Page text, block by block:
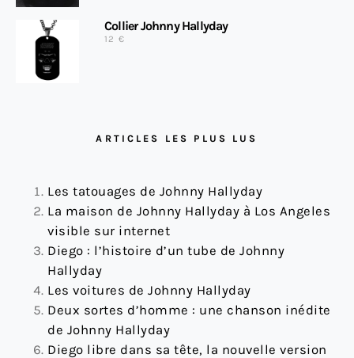
Collier Johnny Hallyday
12€
ARTICLES LES PLUS LUS
Les tatouages de Johnny Hallyday
La maison de Johnny Hallyday à Los Angeles
visible sur internet
Diego : l’histoire d’un tube de Johnny
Hallyday
Les voitures de Johnny Hallyday
Deux sortes d’homme : une chanson inédite
de Johnny Hallyday
Diego libre dans sa tête, la nouvelle version